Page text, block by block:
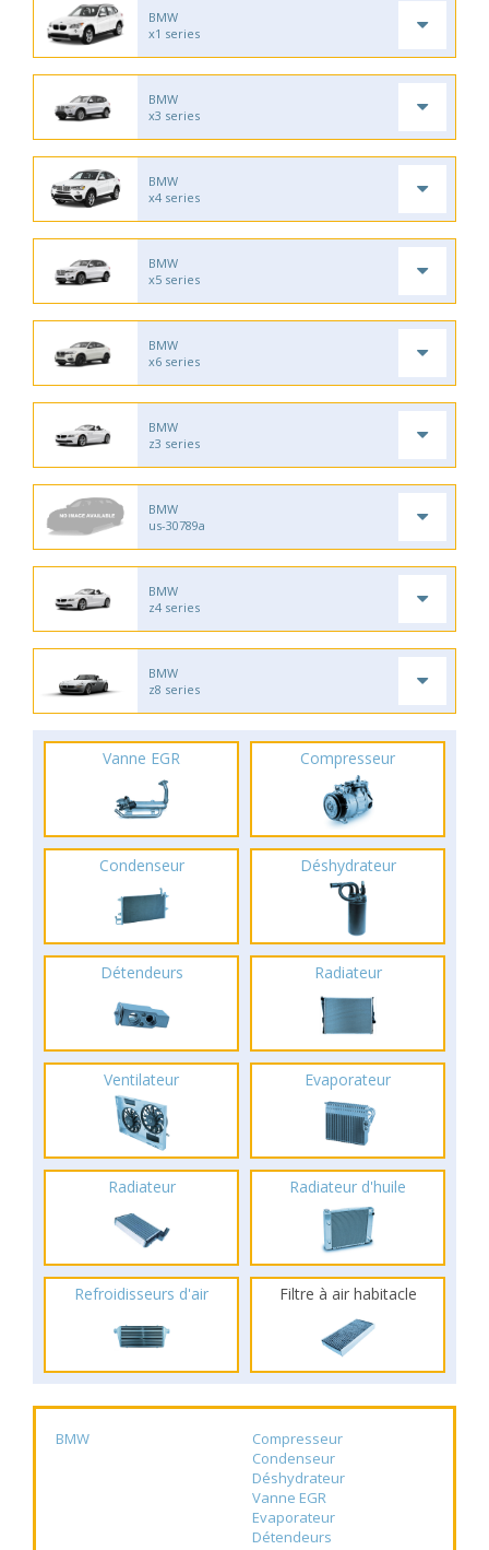
BMW
x1 series
BMW
x3 series
BMW
x4 series
BMW
x5 series
BMW
x6 series
BMW
z3 series
BMW
us-30789a
BMW
z4 series
BMW
z8 series
Vanne EGR Compresseur
Condenseur Déshydrateur
Détendeurs Radiateur
Ventilateur Evaporateur
Radiateur Radiateur d'huile
Refroidisseurs d'air Filtre à air habitacle
BMW
Compresseur
Condenseur
Déshydrateur
Vanne EGR
Evaporateur
Détendeurs